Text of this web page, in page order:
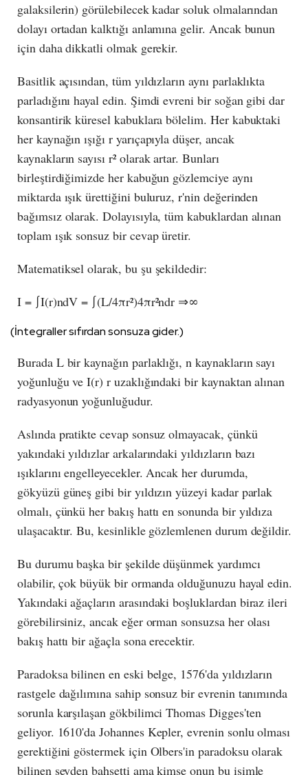
galaksilerin) görülebilecek kadar soluk olmalarından
dolayı ortadan kalktığı anlamına gelir. Ancak bunun
için daha dikkatli olmak gerekir.
Basitlik açısından, tüm yıldızların aynı parlaklıkta
parladığını hayal edin. Şimdi evreni bir soğan gibi dar
konsantirik küresel kabuklara bölelim. Her kabuktaki
her kaynağın ışığı r yarıçapıyla düşer, ancak
kaynakların sayısı r² olarak artar. Bunları
birleştirdiğimizde her kabuğun gözlemciye aynı
miktarda ışık ürettiğini buluruz, r'nin değerinden
bağımsız olarak. Dolayısıyla, tüm kabuklardan alınan
toplam ışık sonsuz bir cevap üretir.
Matematiksel olarak, bu şu şekildedir:
I = ∫I(r)ndV = ∫(L/4πr²)4πr²ndr ⇒∞
(İntegraller sıfırdan sonsuza gider.)
Burada L bir kaynağın parlaklığı, n kaynakların sayı
yoğunluğu ve I(r) r uzaklığındaki bir kaynaktan alınan
radyasyonun yoğunluğudur.
Aslında pratikte cevap sonsuz olmayacak, çünkü
yakındaki yıldızlar arkalarındaki yıldızların bazı
ışıklarını engelleyecekler. Ancak her durumda,
gökyüzü güneş gibi bir yıldızın yüzeyi kadar parlak
olmalı, çünkü her bakış hattı en sonunda bir yıldıza
ulaşacaktır. Bu, kesinlikle gözlemlenen durum değildir.
Bu durumu başka bir şekilde düşünmek yardımcı
olabilir, çok büyük bir ormanda olduğunuzu hayal edin.
Yakındaki ağaçların arasındaki boşluklardan biraz ileri
görebilirsiniz, ancak eğer orman sonsuzsa her olası
bakış hattı bir ağaçla sona erecektir.
Paradoksa bilinen en eski belge, 1576'da yıldızların
rastgele dağılımına sahip sonsuz bir evrenin tanımında
sorunla karşılaşan gökbilimci Thomas Digges'ten
geliyor. 1610'da Johannes Kepler, evrenin sonlu olması
gerektiğini göstermek için Olbers'in paradoksu olarak
bilinen şeyden bahsetti ama kimse onun bu isimle